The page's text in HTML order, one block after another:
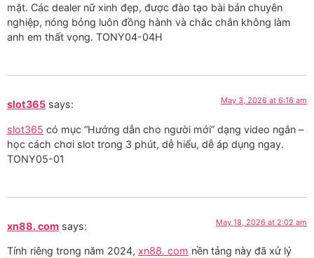
mặt. Các dealer nữ xinh đẹp, được đào tạo bài bản chuyên
nghiệp, nóng bỏng luôn đồng hành và chắc chắn không làm
anh em thất vọng. TONY04-04H
slot365 says: May 3, 2026 at 6:16 am
slot365 có mục “Hướng dẫn cho người mới” dạng video ngắn –
học cách chơi slot trong 3 phút, dễ hiểu, dễ áp dụng ngay.
TONY05-01
xn88. com says: May 18, 2026 at 2:02 am
Tính riêng trong năm 2024, xn88. com nền tảng này đã xử lý